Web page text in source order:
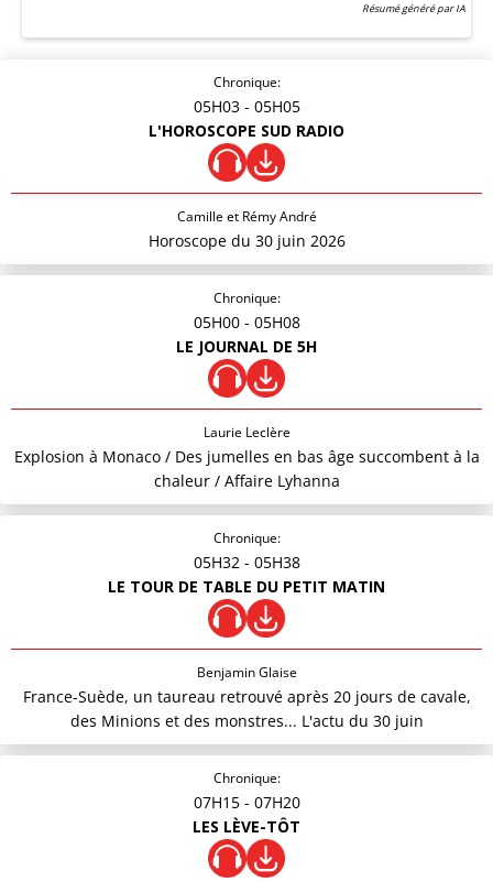
Résumé généré par IA
Chronique:
05H03 - 05H05
L'HOROSCOPE SUD RADIO
Camille et Rémy André
Horoscope du 30 juin 2026
Chronique:
05H00 - 05H08
LE JOURNAL DE 5H
Laurie Leclère
Explosion à Monaco / Des jumelles en bas âge succombent à la
chaleur / Affaire Lyhanna
Chronique:
05H32 - 05H38
LE TOUR DE TABLE DU PETIT MATIN
Benjamin Glaise
France-Suède, un taureau retrouvé après 20 jours de cavale,
des Minions et des monstres... L'actu du 30 juin
Chronique:
07H15 - 07H20
LES LÈVE-TÔT